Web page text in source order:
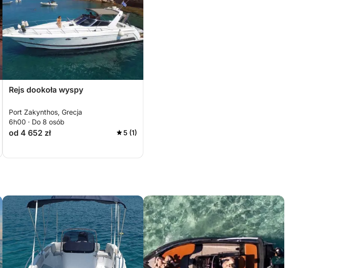
Rejs dookoła wyspy
Port Zakynthos, Grecja
6h00 · Do 8 osób
od 4 652 zł 5 (1)